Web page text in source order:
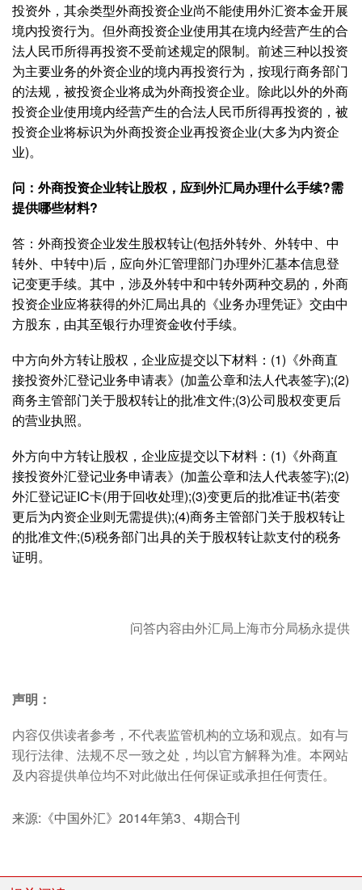
投资外，其余类型外商投资企业尚不能使用外汇资本金开展
境内投资行为。但外商投资企业使用其在境内经营产生的合
法人民币所得再投资不受前述规定的限制。前述三种以投资
为主要业务的外资企业的境内再投资行为，按现行商务部门
的法规，被投资企业将成为外商投资企业。除此以外的外商
投资企业使用境内经营产生的合法人民币所得再投资的，被
投资企业将标识为外商投资企业再投资企业(大多为内资企
业)。
问：外商投资企业转让股权，应到外汇局办理什么手续?需
提供哪些材料?
答：外商投资企业发生股权转让(包括外转外、外转中、中
转外、中转中)后，应向外汇管理部门办理外汇基本信息登
记变更手续。其中，涉及外转中和中转外两种交易的，外商
投资企业应将获得的外汇局出具的《业务办理凭证》交由中
方股东，由其至银行办理资金收付手续。
中方向外方转让股权，企业应提交以下材料：(1)《外商直
接投资外汇登记业务申请表》(加盖公章和法人代表签字);(2)
商务主管部门关于股权转让的批准文件;(3)公司股权变更后
的营业执照。
外方向中方转让股权，企业应提交以下材料：(1)《外商直
接投资外汇登记业务申请表》(加盖公章和法人代表签字);(2)
外汇登记证IC卡(用于回收处理);(3)变更后的批准证书(若变
更后为内资企业则无需提供);(4)商务主管部门关于股权转让
的批准文件;(5)税务部门出具的关于股权转让款支付的税务
证明。
问答内容由外汇局上海市分局杨永提供
声明：
内容仅供读者参考，不代表监管机构的立场和观点。如有与
现行法律、法规不尽一致之处，均以官方解释为准。本网站
及内容提供单位均不对此做出任何保证或承担任何责任。
来源:《中国外汇》2014年第3、4期合刊